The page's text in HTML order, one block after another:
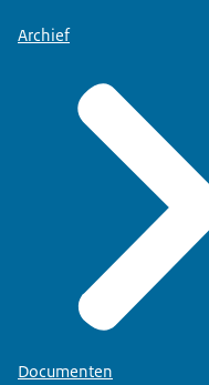
Archief
Documenten